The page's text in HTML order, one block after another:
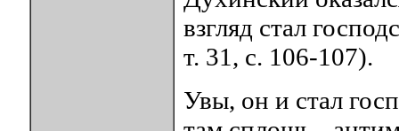
взгляд стал
т. 31, с. 106-107).
Увы, он и стал